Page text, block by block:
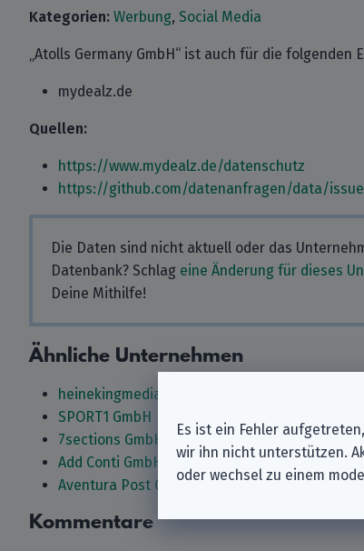
Kategorien: Werbung, Social Media
„Atolls Germany GmbH“ ist auch für die
mydealz.de
Quellen:
https://www.mydealz.de/datenschutz
https://github.com/datenanfragen/data/
Die Daten sind nicht aktuell oder das
Datenbank? Schlag eine Änderung für dieses
Deine Mithilfe!
Ähnliche Unternehmen
heinekingmedia GmbH
SPORT1 GmbH
7sections GmbH
Add Conti GmbH
Aventura Post GmbH
Kommentare
Es ist ein Fehler
wir ihn nicht unterstützen.
oder wechsel zu einem